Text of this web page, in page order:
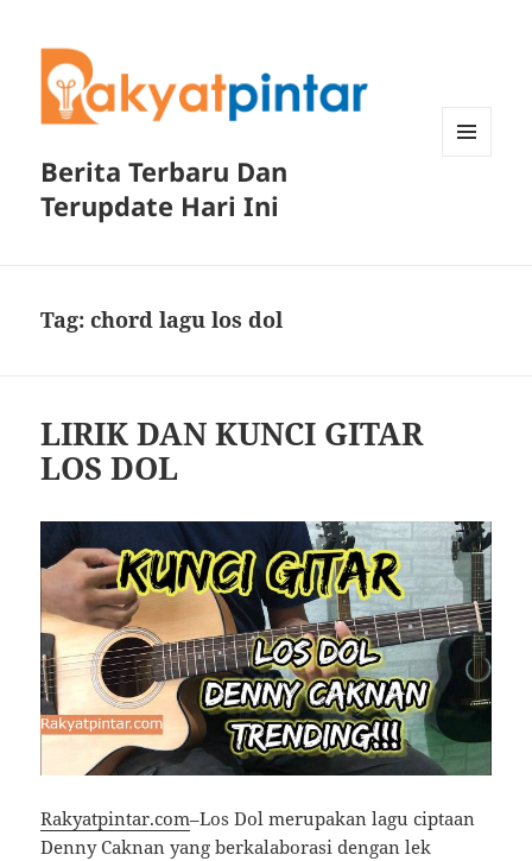
Berita Terbaru Dan
Terupdate Hari Ini
Tag:chord lagu los dol
LIRIK DAN KUNCI GITAR
LOS DOL
Rakyatpintar.com–Los Dol merupakan lagu ciptaan
Denny Caknan yang berkalaborasi dengan lek